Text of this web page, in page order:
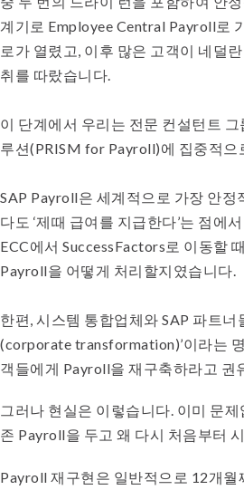
계기로 Employee Central Payroll로
로가 열렸고, 이후 많은 고객이 네덜
취를 따랐습니다.
이 단계에서 우리는 전문 컨설턴트 그
루션(PRISM for Payroll)에 집중적으
SAP Payroll은 세계적으로 가장 안정
다도 ‘제때 급여를 지급한다’는 점에
ECC에서 SuccessFactors로 이동할
Payroll을 어떻게 처리할지였습니다.
한편, 시스템 통합업체와 SAP 파트너
(corporate transformation)’이라는
객들에게 Payroll을 재구축하라고 권
그러나 현실은 이렇습니다. 이미 문
존 Payroll을 두고 왜 다시 처음부터
Payroll 재구현은 일반적으로 12개월